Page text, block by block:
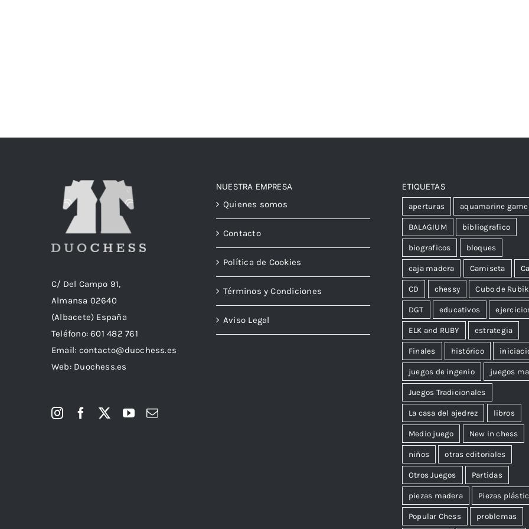
C/ Del Campo 91,
Almansa 02640
(Albacete) España
Teléfono:601 482 761
Email: contacto@duochess.es
Web: Duochess.es
NUESTRA EMPRESA
Quienes somos
Contacto
Política de Cookies
Términos y Condiciones
Aviso Legal
ETIQUETAS
aperturas aquamarine
BALAGIUM bibliografico
biograficos bloques
caja madera Camiseta
CD chessy Cubo de Rubik
DGT educativos
ELK and RUBY estrategia
Finales histórico
juegos de ingenio juegos
Juegos Tradicionales
La casa del ajedrez libros
Medio juego New in chess
niños otras editoriales
Otros Juegos Partidas
piezas madera Piezas
Popular Chess problemas